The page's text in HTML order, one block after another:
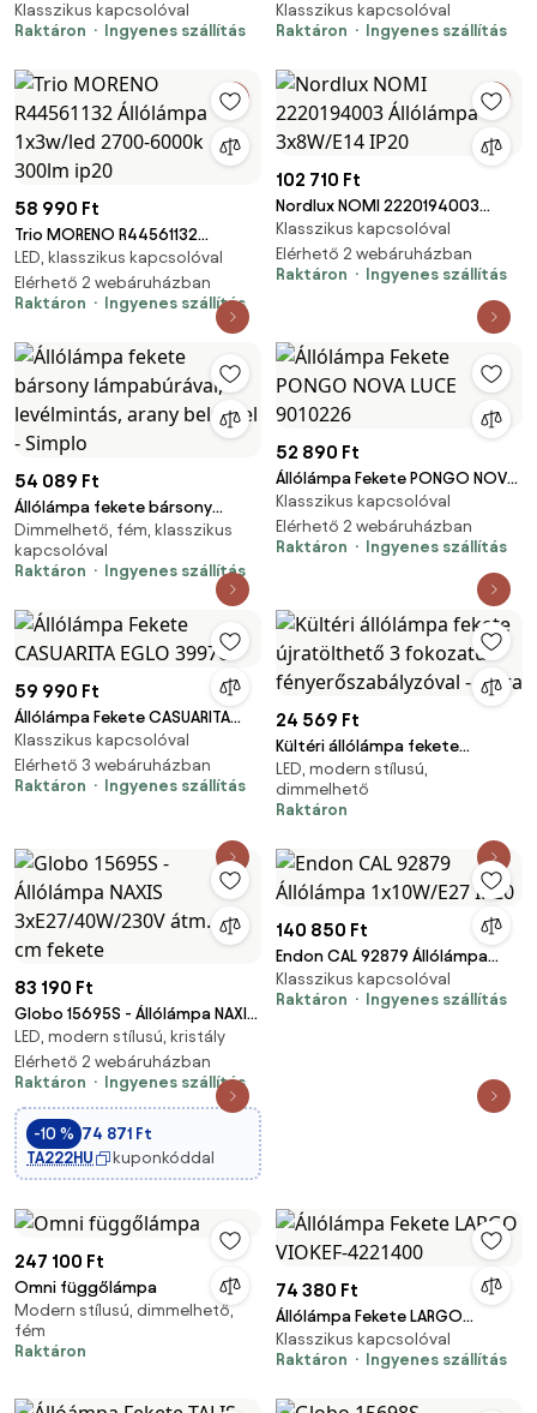
Állólámpa 2x60W/E27
Klasszikus kapcsolóval
Raktáron
Ingyenes szállítás
ASH4922 Állólámpa 3x40W/E14
Klasszikus kapcsolóval
Raktáron
Ingyenes szállítás
58 990 Ft
Trio MORENO R44561132
Állólámpa 1x3w/led 2700-
6000k 300lm ip20
LED, klasszikus kapcsolóval
Elérhető 2 webáruházban
Raktáron
Ingyenes szállítás
102 710 Ft
Nordlux NOMI 2220194003
Állólámpa 3x8W/E14 IP20
Klasszikus kapcsolóval
Elérhető 2 webáruházban
Raktáron
Ingyenes szállítás
54 089 Ft
Állólámpa fekete bársony
lámpabúrával, levélmintás,
arany belsővel - Simplo
Dimmelhető, fém, klasszikus
kapcsolóval
Raktáron
Ingyenes szállítás
52 890 Ft
Állólámpa Fekete PONGO NOVA
LUCE 9010226
Klasszikus kapcsolóval
Elérhető 2 webáruházban
Raktáron
Ingyenes szállítás
59 990 Ft
Állólámpa Fekete CASUARITA
EGLO 39976
Klasszikus kapcsolóval
Elérhető 3 webáruházban
Raktáron
Ingyenes szállítás
24 569 Ft
Kültéri állólámpa fekete
újratölthető 3 fokozatú
fényerőszabályzóval - Keira
LED, modern stílusú,
dimmelhető
Raktáron
83 190 Ft
Globo 15695S - Állólámpa NAXIS
3xE27/40W/230V átm. 40 cm
fekete
LED, modern stílusú, kristály
Elérhető 2 webáruházban
Raktáron
Ingyenes szállítás
-10 % 74 871 Ft
TA222HU
kuponkóddal
140 850 Ft
Endon CAL 92879 Állólámpa
1x10W/E27 IP20
Klasszikus kapcsolóval
Raktáron
Ingyenes szállítás
247 100 Ft
Omni függőlámpa
Modern stílusú, dimmelhető,
fém
Raktáron
74 380 Ft
Állólámpa Fekete LARGO
VIOKEF-4221400
Klasszikus kapcsolóval
Raktáron
Ingyenes szállítás